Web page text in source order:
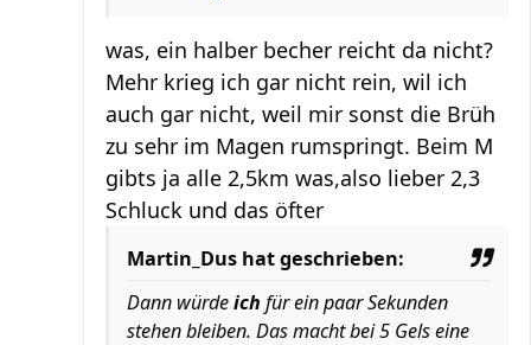
was, ein halber becher reicht da nicht?
Mehr krieg ich gar nicht rein, wil ich
auch gar nicht, weil mir sonst die Brüh
zu sehr im Magen rumspringt. Beim M
gibts ja alle 2,5km was,also lieber 2,3
Schluck und das öfter
Martin_Dus hat geschrieben:
Dann würdeich für ein paar Sekunden
stehen bleiben. Das macht bei 5 Gels eine